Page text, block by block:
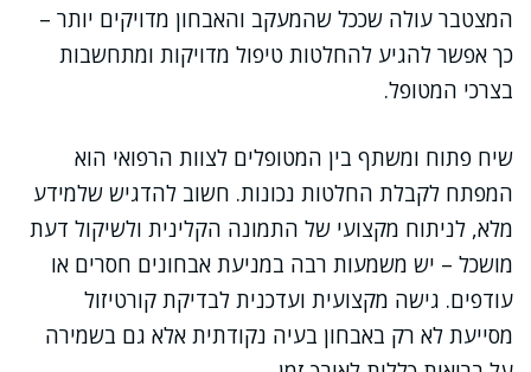
המצטבר עולה שככל שהמעקב והאבחון מדויקים יותר –
כך אפשר להגיע להחלטות טיפול מדויקות ומתחשבות
בצרכי המטופל.
שיח פתוח ומשתף בין המטופלים לצוות הרפואי הוא
המפתח לקבלת החלטות נכונות. חשוב להדגיש שלמידע
מלא, לניתוח מקצועי של התמונה הקלינית ולשיקול דעת
מושכל – יש משמעות רבה במניעת אבחונים חסרים או
עודפים. גישה מקצועית ועדכנית לבדיקת קורטיזול
מסייעת לא רק באבחון בעיה נקודתית אלא גם בשמירה